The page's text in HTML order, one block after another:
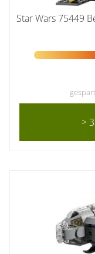
Star Wars 75449
>